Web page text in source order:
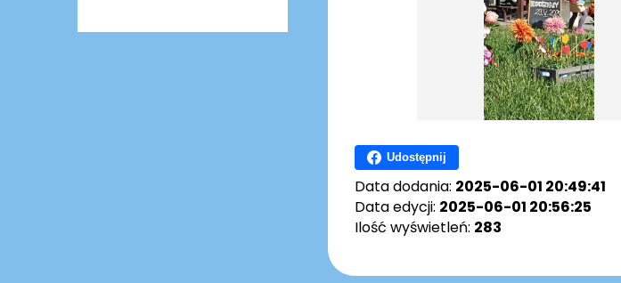
Udostępnij
Data dodania: 2025-06-01 20:49:41
Data edycji: 2025-06-01 20:56:25
Ilość wyświetleń: 283